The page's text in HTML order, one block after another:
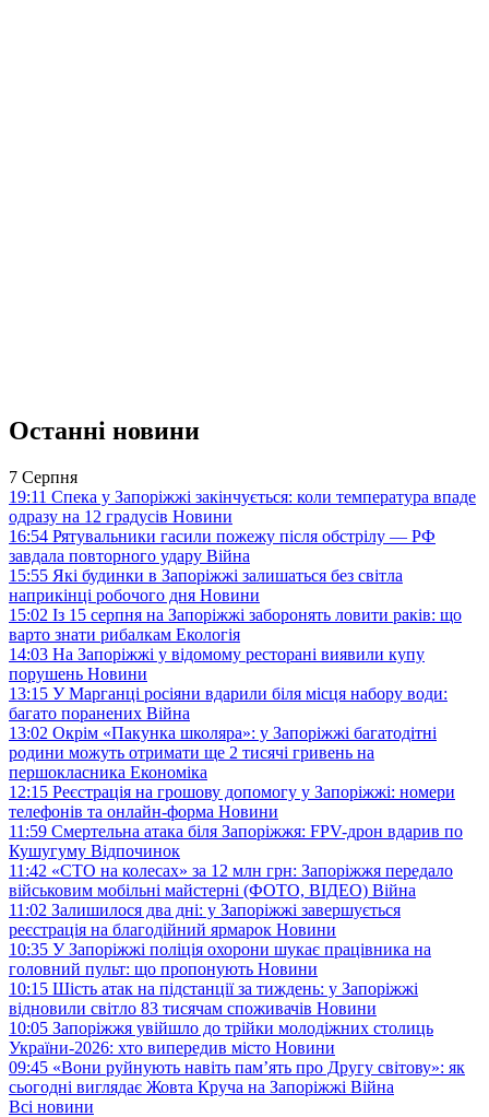
Останні новини
7 Серпня
19:11 Спека у Запоріжжі закінчується: коли температура впаде
одразу на 12 градусів Новини
16:54 Рятувальники гасили пожежу після обстрілу — РФ
завдала повторного удару Війна
15:55 Які будинки в Запоріжжі залишаться без світла
наприкінці робочого дня Новини
15:02 Із 15 серпня на Запоріжжі заборонять ловити раків: що
варто знати рибалкам Екологія
14:03 На Запоріжжі у відомому ресторані виявили купу
порушень Новини
13:15 У Марганці росіяни вдарили біля місця набору води:
багато поранених Війна
13:02 Окрім «Пакунка школяра»: у Запоріжжі багатодітні
родини можуть отримати ще 2 тисячі гривень на
першокласника Економіка
12:15 Реєстрація на грошову допомогу у Запоріжжі: номери
телефонів та онлайн-форма Новини
11:59 Смертельна атака біля Запоріжжя: FPV-дрон вдарив по
Кушугуму Відпочинок
11:42 «СТО на колесах» за 12 млн грн: Запоріжжя передало
військовим мобільні майстерні (ФОТО, ВІДЕО) Війна
11:02 Залишилося два дні: у Запоріжжі завершується
реєстрація на благодійний ярмарок Новини
10:35 У Запоріжжі поліція охорони шукає працівника на
головний пульт: що пропонують Новини
10:15 Шість атак на підстанції за тиждень: у Запоріжжі
відновили світло 83 тисячам споживачів Новини
10:05 Запоріжжя увійшло до трійки молодіжних столиць
України-2026: хто випередив місто Новини
09:45 «Вони руйнують навіть пам’ять про Другу світову»: як
сьогодні виглядає Жовта Круча на Запоріжжі Війна
Всі новини